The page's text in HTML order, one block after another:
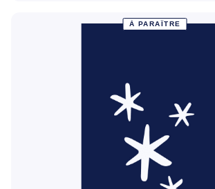
À PARAÎTRE